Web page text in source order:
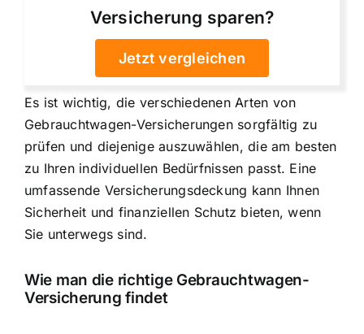
Versicherung sparen?
Jetzt vergleichen
Es ist wichtig, die verschiedenen Arten von
Gebrauchtwagen-Versicherungen sorgfältig zu
prüfen und diejenige auszuwählen, die am besten
zu Ihren individuellen Bedürfnissen passt. Eine
umfassende Versicherungsdeckung kann Ihnen
Sicherheit und finanziellen Schutz bieten, wenn
Sie unterwegs sind.
Wie man die richtige Gebrauchtwagen-
Versicherung findet